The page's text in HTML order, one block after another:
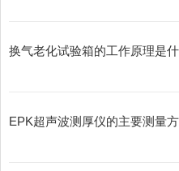
换气老化试验箱的工作原理是
EPK超声波测厚仪的主要测量